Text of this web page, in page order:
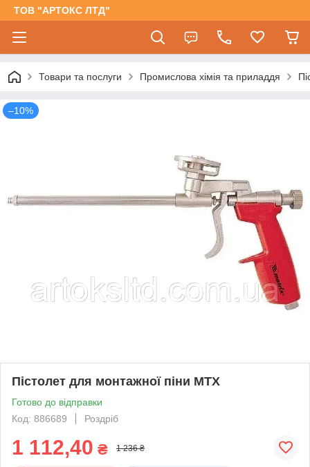
ТОВ "АРТОКС ЛТД"
Товари та послуги Промислова хімія та приладдя
–10%
Пістолет для монтажної піни MTX
Готово до відправки
Код: 886689
Роздріб
1 112,40 ₴ 1 236 ₴